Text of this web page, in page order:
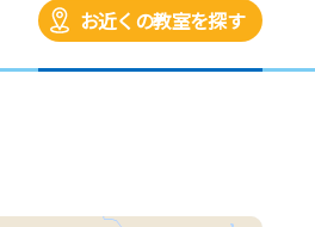
お近くの教室を探す